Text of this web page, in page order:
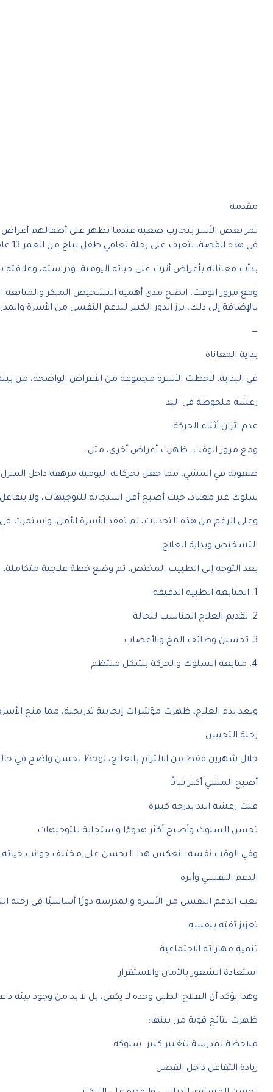
مقدمة
تمر بعض الأسر بتجارب صعبة عندما تظهر على أطفالهم أعراض
في هذه القصة، نتعرف على رحلة تعافي طفل يبلغ من العمر 13 عامًا،
بدأت معاناته بأعراض أثرت على حياته اليومية، ودراسته، وعلاقته
ومع مرور الوقت، اتضح مدى أهمية التشخيص المبكر والمتابعة
بالإضافة إلى ذلك، برز الدور الكبير للدعم النفسي من الأسرة
—
بداية المعاناة
في البداية، لاحظت الأسرة مجموعة من الأعراض الواضحة، من
رعشة ملحوظة في اليد
عدم اتزان أثناء الحركة
ومع مرور الوقت، ظهرت أعراض أخرى، مثل:
صعوبة في المشي، مما جعل تحركاته اليومية مرهقة داخل
سلوك غير معتاد، حيث أصبح أقل استجابة للتوجيهات، ولا
وعلى الرغم من هذه التحديات، لم تفقد الأسرة الأمل، واستمرت
التشخيص وبداية العلاج
بعد التوجه إلى الطبيب المختص، تم وضع خطة علاجية
1. المتابعة الطبية الدقيقة
2. تقديم العلاج المناسب للحالة
3. تحسين وظائف المخ والأعصاب
4. متابعة السلوك والحركة بشكل منتظم
وبعد بدء العلاج، ظهرت مؤشرات إيجابية تدريجية، مما منح
رحلة التحسن
خلال شهرين فقط من الالتزام بالعلاج، لوحظ تحسن واضح في
أصبح المشي أكثر ثباتًا
قلت رعشة اليد بدرجة كبيرة
تحسن السلوك وأصبح أكثر هدوءًا واستجابة للتوجيهات
وفي الوقت نفسه، انعكس هذا التحسن على مختلف جوانب حياته
الدعم النفسي وأثره
لعب الدعم النفسي من الأسرة والمدرسة دورًا أساسيًا في رحلة
تعزيز ثقته بنفسه
تنمية مهاراته الاجتماعية
استعادة الشعور بالأمان والاستقرار
وهذا يؤكد أن العلاج الطبي وحده لا يكفي، بل لا بد من وجود بيئة
ظهرت نتائج قوية من بينها:
ملاحظة لمدرسة لتغيير كبير سلوكه
زيادة التفاعل داخل الفصل